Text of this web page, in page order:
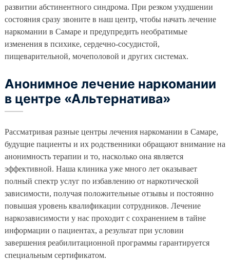
развитии абстинентного синдрома. При резком ухудшении
состояния сразу звоните в наш центр, чтобы начать лечение
наркомании в Самаре и предупредить необратимые
изменения в психике, сердечно-сосудистой,
пищеварительной, мочеполовой и других системах.
Анонимное лечение наркомании
в центре «Альтернатива»
Рассматривая разные центры лечения наркомании в Самаре,
будущие пациенты и их родственники обращают внимание на
анонимность терапии и то, насколько она является
эффективной. Наша клиника уже много лет оказывает
полный спектр услуг по избавлению от наркотической
зависимости, получая положительные отзывы и постоянно
повышая уровень квалификации сотрудников. Лечение
наркозависимости у нас проходит с сохранением в тайне
информации о пациентах, а результат при условии
завершения реабилитационной программы гарантируется
специальным сертификатом.